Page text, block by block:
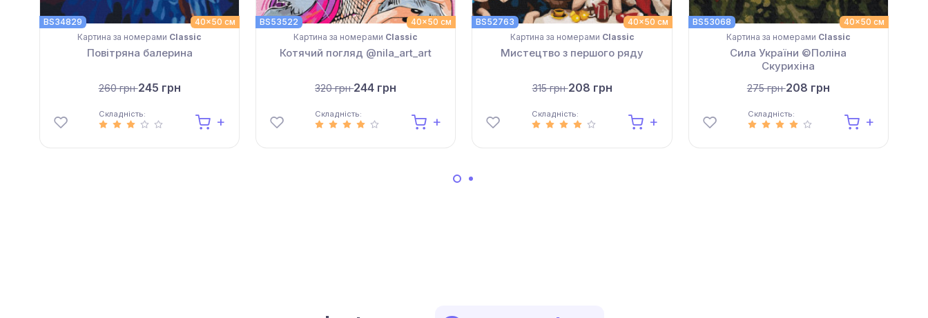
40x50 см
BS34829
Картина за номерами Classic
Повітряна балерина
260 грн245 грн
Складність:
40x50 см
BS53522
Картина за номерами Classic
Котячий погляд @nila_art_art
320 грн244 грн
Складність:
40x50 см
BS52763
Картина за номерами Classic
Мистецтво з першого ряду
315 грн208 грн
Складність:
40x50 см
BS53068
Картина за номерами Classic
Сила України ©Поліна
Скурихіна
275 грн208 грн
Складність: